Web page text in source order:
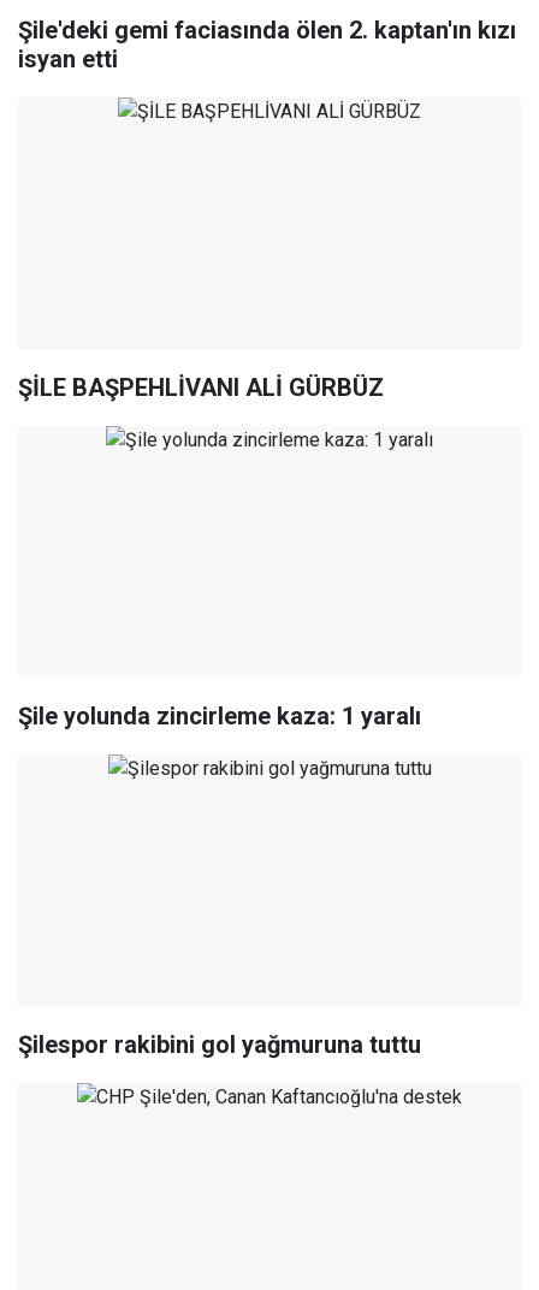
Şile'deki gemi faciasında ölen 2. kaptan'ın kızı
isyan etti
ŞİLE BAŞPEHLİVANI ALİ GÜRBÜZ
Şile yolunda zincirleme kaza: 1 yaralı
Şilespor rakibini gol yağmuruna tuttu